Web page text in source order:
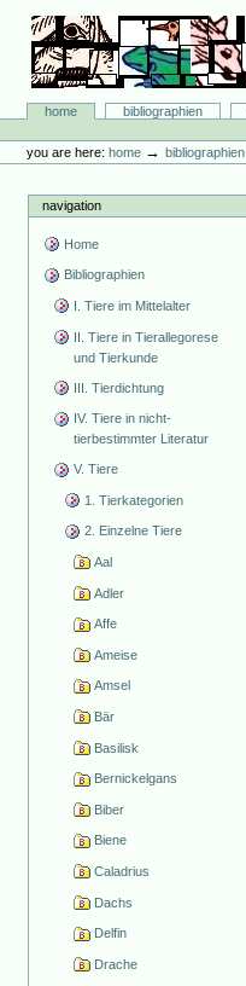
content.
navigation
Bibliographie-Portal
Sectionshome bibliographien
tools
you are here: home →bibliographien
navigation
Home
Bibliographien
I. Tiere im Mittelalter
II. Tiere in Tierallegorese
und Tierkunde
III. Tierdichtung
IV. Tiere in nicht-
tierbestimmter Literatur
V. Tiere
1. Tierkategorien
2. Einzelne Tiere
Aal
Adler
Affe
Ameise
Amsel
Bär
Basilisk
Bernickelgans
Biber
Biene
Caladrius
Dachs
Delfin
Drache